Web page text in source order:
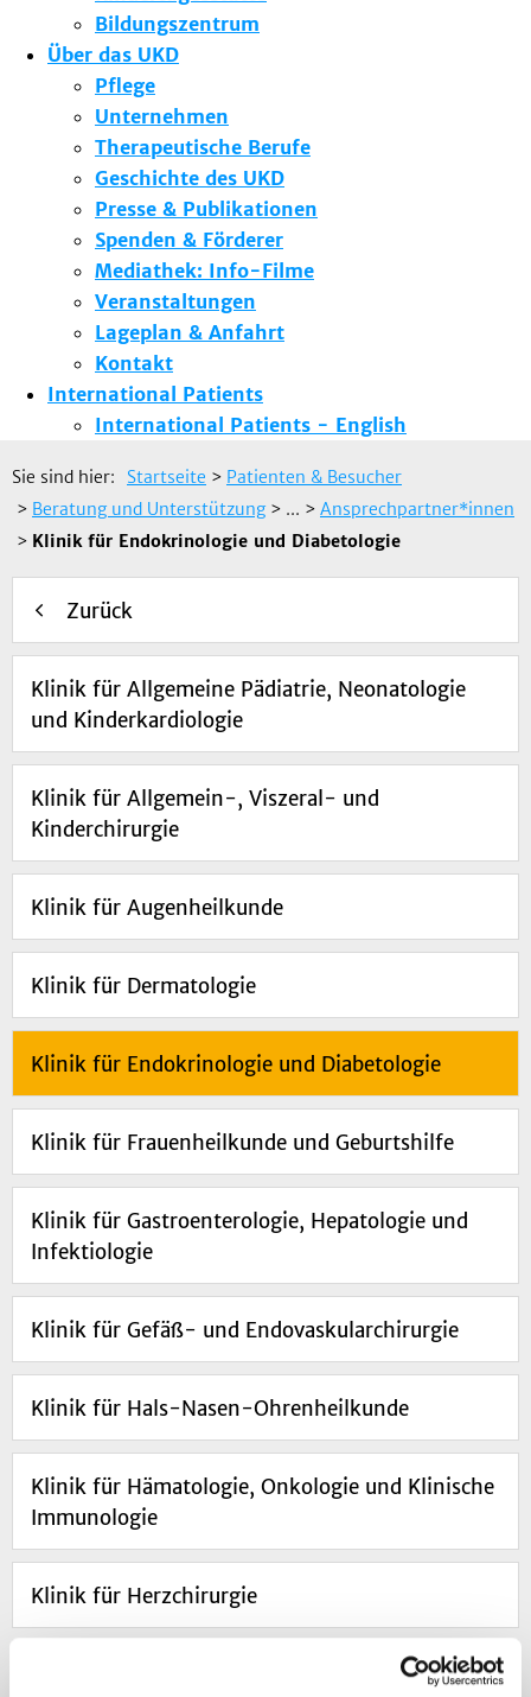
Bildungszentrum
Über das UKD
Pflege
Unternehmen
Therapeutische Berufe
Geschichte des UKD
Presse & Publikationen
Spenden & Förderer
Mediathek: Info-Filme
Veranstaltungen
Lageplan & Anfahrt
Kontakt
International Patients
International Patients - English
Sie sind hier: Startseite > Patienten & Besucher
> Beratung und Unterstützung> ... > Ansprechpartner*innen
> Klinik für Endokrinologie und Diabetologie
Zurück
Klinik für Allgemeine Pädiatrie, Neonatologie
und Kinderkardiologie
Klinik für Allgemein-, Viszeral- und
Kinderchirurgie
Klinik für Augenheilkunde
Klinik für Dermatologie
Klinik für Endokrinologie und Diabetologie
Klinik für Frauenheilkunde und Geburtshilfe
Klinik für Gastroenterologie, Hepatologie und
Infektiologie
Klinik für Gefäß- und Endovaskularchirurgie
Klinik für Hals-Nasen-Ohrenheilkunde
Klinik für Hämatologie, Onkologie und Klinische
Immunologie
Klinik für Herzchirurgie
Klinik für Kardiologie, Pneumologie und